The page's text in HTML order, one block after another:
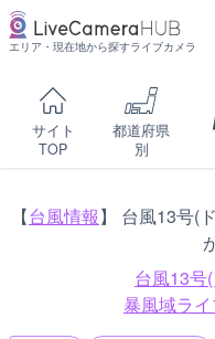
エリア・現在地から探すライブカメラ
サイト
TOP
都道府県
別
【台風情報】 台風13号(
台風13号
暴風域ラ